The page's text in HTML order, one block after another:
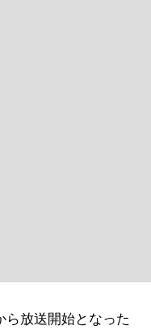
放送開始となった